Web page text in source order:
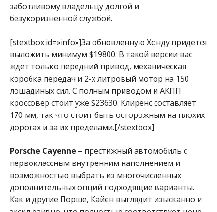
заботливому владельцу долгой и
безукоризненной службой.
[stextbox id=»info»]За обновленную Хонду придется
выложить минимум $19800. В такой версии вас
ждет только передний привод, механическая
коробка передач и 2-х литровый мотор на 150
лошадиных сил. С полным приводом и АКПП
кроссовер стоит уже $23630. Клиренс составляет
170 мм, так что стоит быть осторожным на плохих
дорогах и за их пределами.[/stextbox]
Porsche Cayenne – престижный автомобиль с
первоклассным внутренним наполнением и
возможностью выбрать из многочисленных
дополнительных опций подходящие варианты.
Как и другие Порше, Кайен выглядит изысканно и